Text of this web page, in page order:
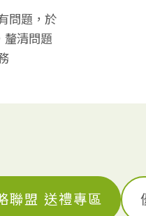
問題，於
釐清問題
聯盟 送禮專區